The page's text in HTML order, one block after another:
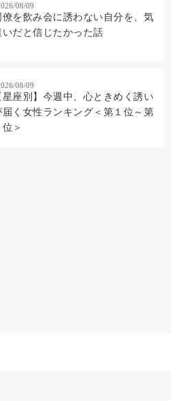
08/09
僚を飲み会に誘わない自分を、気
いだと信じたかった話
08/09
星座別】今週中、心ときめく誘い
届く女性ランキング＜第１位～第
位＞